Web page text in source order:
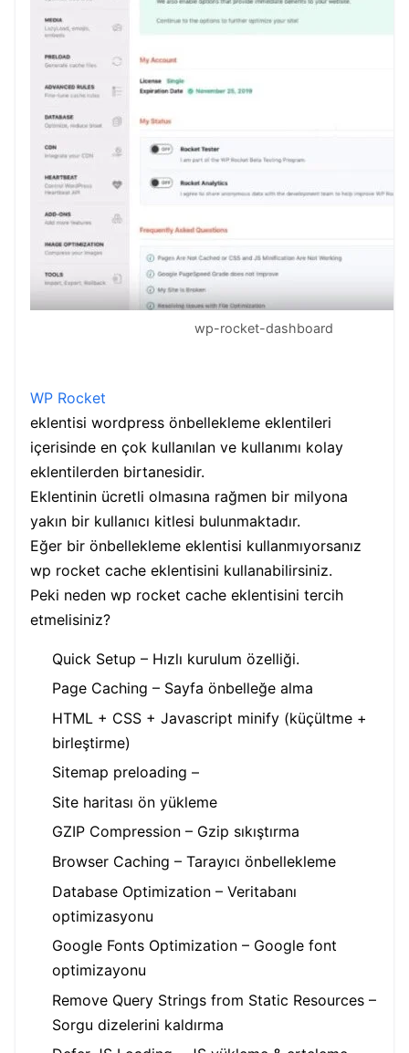
wp-rocket-dashboard
WP Rocket
eklentisi wordpress önbellekleme eklentileri
içerisinde en çok kullanılan ve kullanımı kolay
eklentilerden birtanesidir.
Eklentinin ücretli olmasına rağmen bir milyona
yakın bir kullanıcı kitlesi bulunmaktadır.
Eğer bir önbellekleme eklentisi kullanmıyorsanız
wp rocket cache eklentisini kullanabilirsiniz.
Peki neden wp rocket cache eklentisini tercih
etmelisiniz?
Quick Setup – Hızlı kurulum özelliği.
Page Caching – Sayfa önbelleğe alma
HTML + CSS + Javascript minify (küçültme +
birleştirme)
Sitemap preloading –
Site haritası ön yükleme
GZIP Compression – Gzip sıkıştırma
Browser Caching – Tarayıcı önbellekleme
Database Optimization – Veritabanı
optimizasyonu
Google Fonts Optimization – Google font
optimizayonu
Remove Query Strings from Static Resources –
Sorgu dizelerini kaldırma